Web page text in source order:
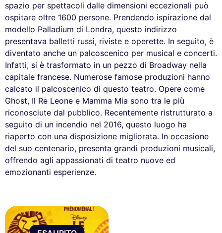
spazio per spettacoli dalle dimensioni eccezionali può
ospitare oltre 1600 persone. Prendendo ispirazione dal
modello Palladium di Londra, questo indirizzo
presentava balletti russi, riviste e operette. In seguito, è
diventato anche un palcoscenico per musical e concerti.
Infatti, si è trasformato in un pezzo di Broadway nella
capitale francese. Numerose famose produzioni hanno
calcato il palcoscenico di questo teatro. Opere come
Ghost, Il Re Leone e Mamma Mia sono tra le più
riconosciute dal pubblico. Recentemente ristrutturato a
seguito di un incendio nel 2016, questo luogo ha
riaperto con una disposizione migliorata. In occasione
del suo centenario, presenta grandi produzioni musicali,
offrendo agli appassionati di teatro nuove ed
emozionanti esperienze.